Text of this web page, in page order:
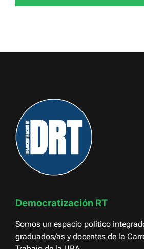
Democratización RT
Somos un espacio político
graduados/as y docentes de la